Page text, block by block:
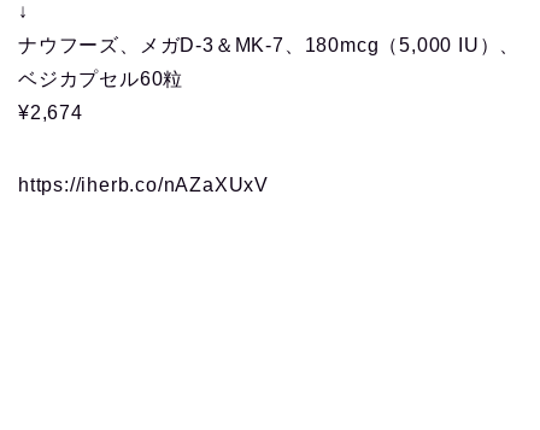
↓
ナウフーズ、メガD-3＆MK-7、180mcg（5,000 IU）、
ベジカプセル60粒
¥2,674
https://iherb.co/nAZaXUxV